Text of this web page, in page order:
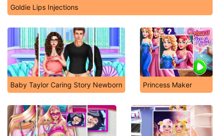
Goldie Lips Injections
Baby Taylor Caring Story Newborn Princess Maker